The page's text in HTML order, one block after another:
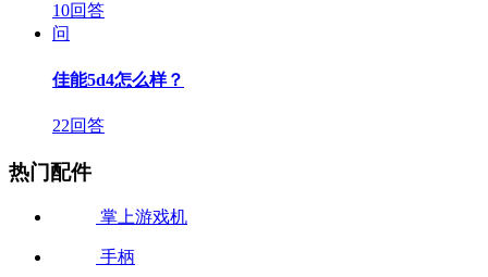
10回答
问
佳能5d4怎么样？
22回答
热门配件
掌上游戏机
手柄